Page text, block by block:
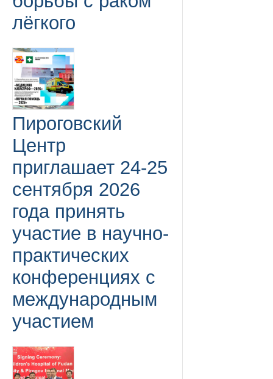
лёгкого
Пироговский
Центр
приглашает 24-25
сентября 2026
года принять
участие в научно-
практических
конференциях с
международным
участием